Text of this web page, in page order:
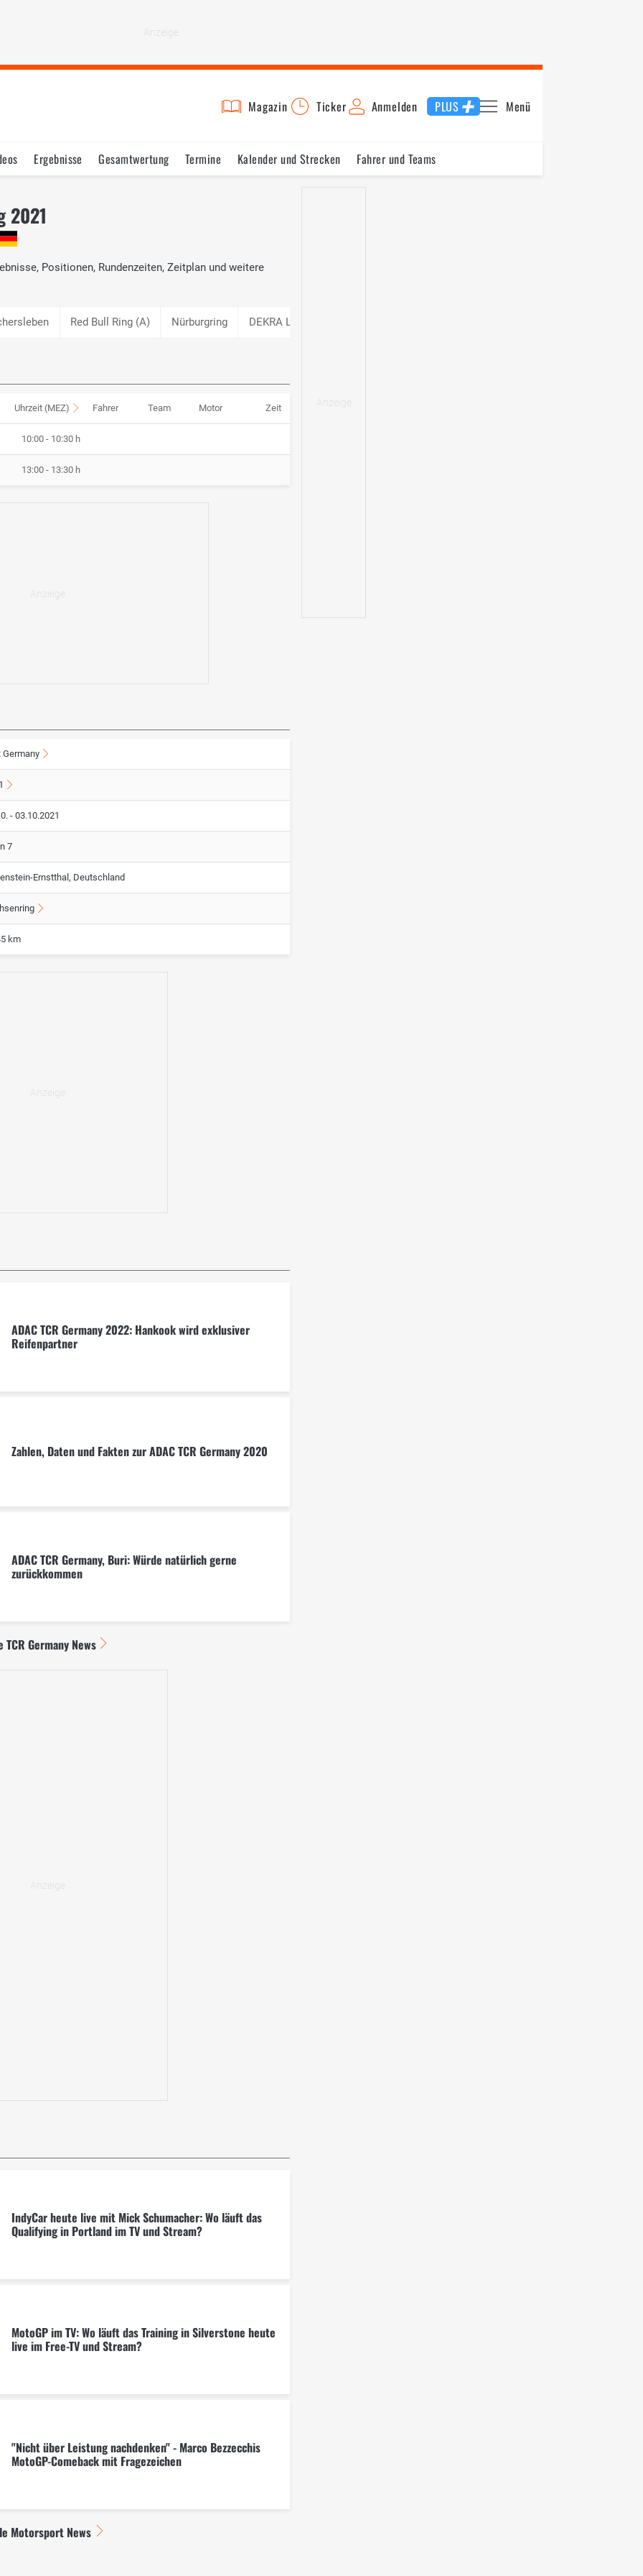
Magazin Ticker Anmelden PLUS Menü
Ergebnisse Gesamtwertung Termine Kalender und Strecken Fahrer und Teams
2021
Positionen, Rundenzeiten, Zeitplan und weitere
Red Bull Ring (A) Nürburgring DEKRA Lausitzring
Uhrzeit (MEZ) Fahrer Team Motor Zeit
10:00 - 10:30 h
13:00 - 13:30 h
Germany
- 03.10.2021
7
Ernstthal, Deutschland
km
ADAC TCR Germany 2022: Hankook wird exklusiver
Reifenpartner
Zahlen, Daten und Fakten zur ADAC TCR Germany 2020
ADAC TCR Germany, Buri: Würde natürlich gerne
zurückkommen
TCR Germany News
IndyCar heute live mit Mick Schumacher: Wo läuft das
Qualifying in Portland im TV und Stream?
MotoGP im TV: Wo läuft das Training in Silverstone heute
live im Free-TV und Stream?
"Nicht über Leistung nachdenken" - Marco Bezzecchis
MotoGP-Comeback mit Fragezeichen
Motorsport News